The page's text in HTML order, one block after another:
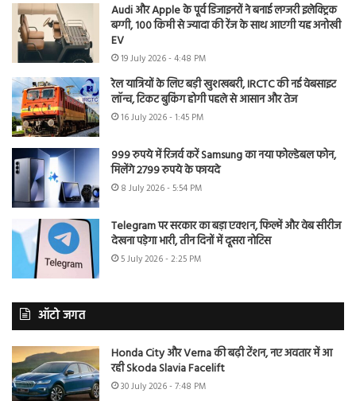
Audi और Apple के पूर्व डिजाइनरों ने बनाई लग्जरी इलेक्ट्रिक
बग्गी, 100 किमी से ज्यादा की रेंज के साथ आएगी यह अनोखी
EV
19 July 2026 - 4:48 PM
रेल यात्रियों के लिए बड़ी खुशखबरी, IRCTC की नई वेबसाइट
लॉन्च, टिकट बुकिंग होगी पहले से आसान और तेज
16 July 2026 - 1:45 PM
999 रुपये में रिजर्व करें Samsung का नया फोल्डेबल फोन,
मिलेंगे 2799 रुपये के फायदे
8 July 2026 - 5:54 PM
Telegram पर सरकार का बड़ा एक्शन, फिल्में और वेब सीरीज
देखना पड़ेगा भारी, तीन दिनों में दूसरा नोटिस
5 July 2026 - 2:25 PM
ऑटो जगत
Honda City और Verna की बढ़ी टेंशन, नए अवतार में आ
रही Skoda Slavia Facelift
30 July 2026 - 7:48 PM